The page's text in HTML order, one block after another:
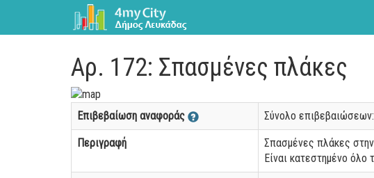
Αρ. 172: Σπασμένες πλάκες
Επιβεβαίωση αναφοράς Σύνολο επιβεβαιώσεων:
Περιγραφή
Σπασμένες πλάκες
Είναι κατεστημένο όλο